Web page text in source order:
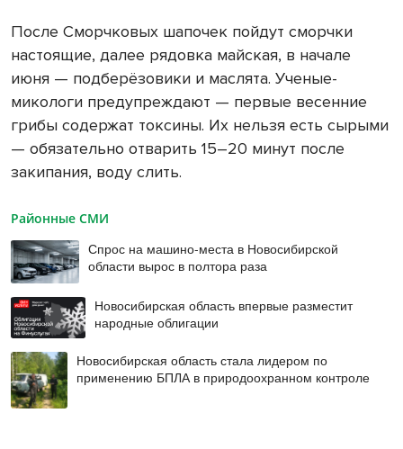
После Сморчковых шапочек пойдут сморчки
настоящие, далее рядовка майская, в начале
июня — подберёзовики и маслята. Ученые-
микологи предупреждают — первые весенние
грибы содержат токсины. Их нельзя есть сырыми
— обязательно отварить 15–20 минут после
закипания, воду слить.
Районные СМИ
Спрос на машино-места в Новосибирской
области вырос в полтора раза
Новосибирская область впервые разместит
народные облигации
Новосибирская область стала лидером по
применению БПЛА в природоохранном контроле